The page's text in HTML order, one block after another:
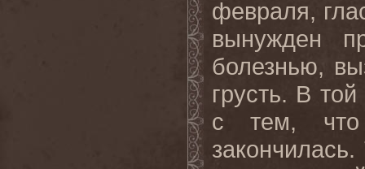
февраля,
вынужден
болезнью,
грусть. В
с тем, что